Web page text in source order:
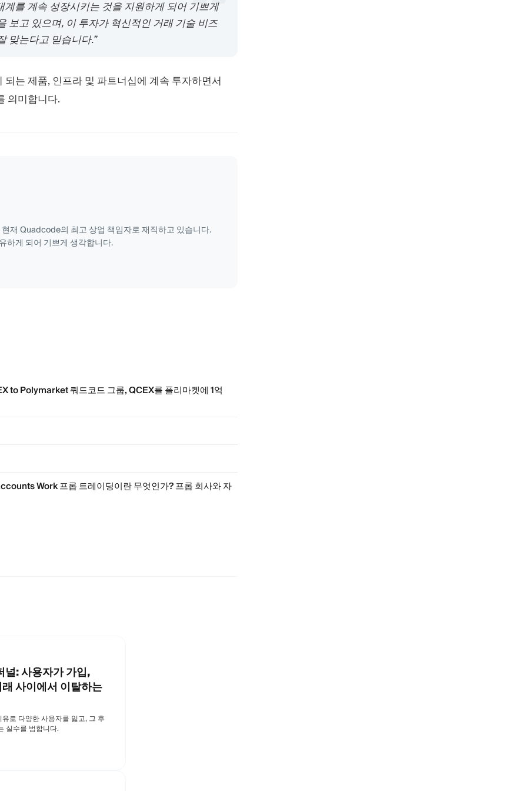
를 계속 성장시키는 것을 지원하게 되어 기쁘게
보고 있으며, 이 투자가 혁신적인 거래 기술 비즈
맞는다고 믿습니다.”
는 제품, 인프라 및 파트너십에 계속 투자하면서
의미합니다.
재 Quadcode의 최고 상업 책임자로 재직하고 있습니다.
하게 되어 기쁘게 생각합니다.
Polymarket 쿼드코드 그룹, QCEX를 폴리마켓에 1억
Work 프롭 트레이딩이란 무엇인가? 프롭 회사와 자
널: 사용자가 가입,
사이에서 이탈하는
로 다양한 사용자를 잃고, 그 후
실수를 범합니다.